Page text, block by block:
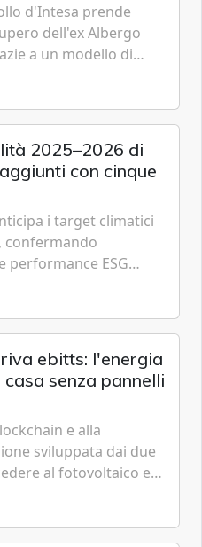
d'Intesa prende
dell'ex Albergo
a un modello di
e a una rete di
2025–2026 di
con cinque
i target climatici
confermando
performance ESG
e governance
ebitts: l'energia
senza pannelli
e alla
sviluppata dai due
al fotovoltaico e
diretti in bolletta,